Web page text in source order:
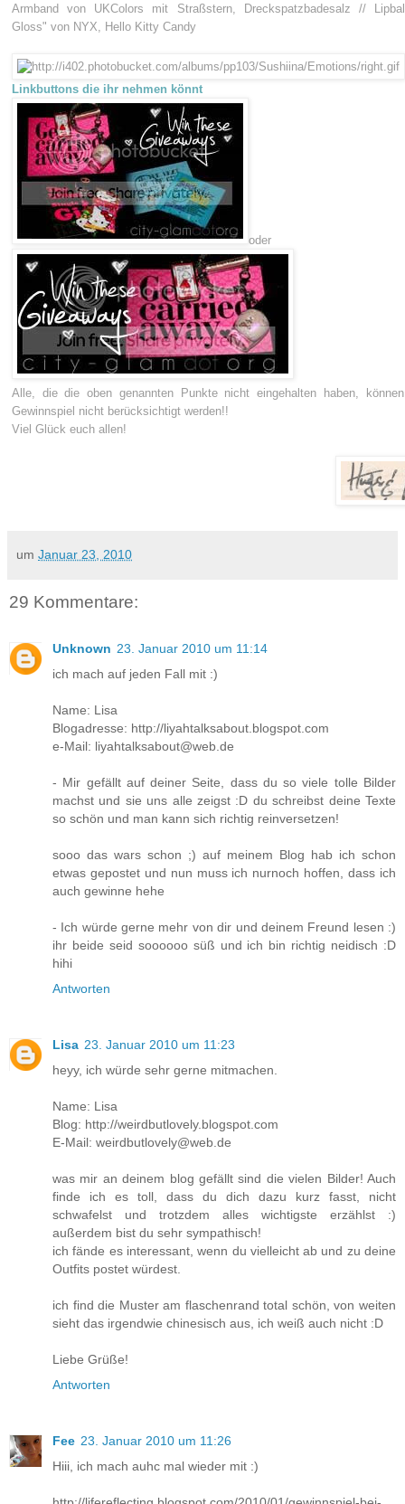
Armband von UKColors mit Straßstern, Dreckspatzbadesalz //
Gloss" von NYX, Hello Kitty Candy
Linkbuttons die ihr nehmen könnt
oder
Alle, die die oben genannten Punkte nicht eingehalten haben,
Gewinnspiel nicht berücksichtigt werden!!
Viel Glück euch allen!
um Januar 23, 2010
29 Kommentare:
Unknown 23. Januar 2010 um 11:14
ich mach auf jeden Fall mit :)
Name: Lisa
Blogadresse: http://liyahtalksabout.blogspot.com
e-Mail: liyahtalksabout@web.de
- Mir gefällt auf deiner Seite, dass du so viele tolle Bilder
machst und sie uns alle zeigst :D du schreibst deine Texte
so schön und man kann sich richtig reinversetzen!
sooo das wars schon ;) auf meinem Blog hab ich schon
etwas gepostet und nun muss ich nurnoch hoffen, dass ich
auch gewinne hehe
- Ich würde gerne mehr von dir und deinem Freund lesen :)
ihr beide seid soooooo süß und ich bin richtig neidisch :D
hihi
Antworten
Lisa 23. Januar 2010 um 11:23
heyy, ich würde sehr gerne mitmachen.
Name: Lisa
Blog: http://weirdbutlovely.blogspot.com
E-Mail: weirdbutlovely@web.de
was mir an deinem blog gefällt sind die vielen Bilder! Auch
finde ich es toll, dass du dich dazu kurz fasst, nicht
schwafelst und trotzdem alles wichtigste erzählst :)
außerdem bist du sehr sympathisch!
ich fände es interessant, wenn du vielleicht ab und zu deine
Outfits postet würdest.
ich find die Muster am flaschenrand total schön, von weiten
sieht das irgendwie chinesisch aus, ich weiß auch nicht :D
Liebe Grüße!
Antworten
Fee 23. Januar 2010 um 11:26
Hiii, ich mach auhc mal wieder mit :)